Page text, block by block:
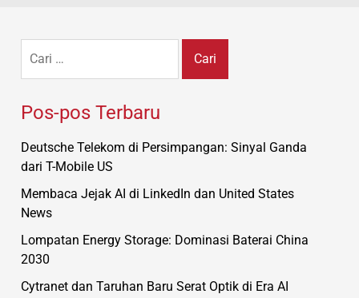
untuk:
Pos-pos Terbaru
Deutsche Telekom di Persimpangan: Sinyal Ganda
dari T-Mobile US
Membaca Jejak AI di LinkedIn dan United States
News
Lompatan Energy Storage: Dominasi Baterai China
2030
Cytranet dan Taruhan Baru Serat Optik di Era AI